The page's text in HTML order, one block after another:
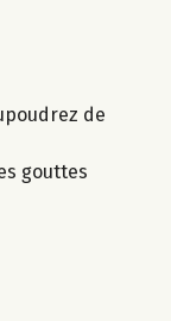
de
gouttes